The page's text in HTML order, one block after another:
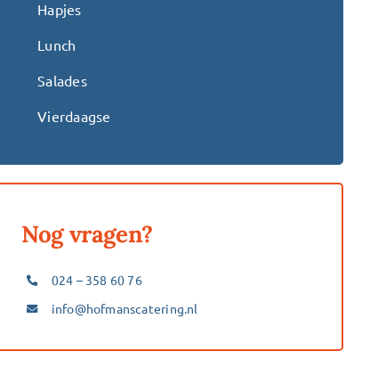
Hapjes
Lunch
Salades
Vierdaagse
Nog vragen?
024 – 358 60 76
info@hofmanscatering.nl